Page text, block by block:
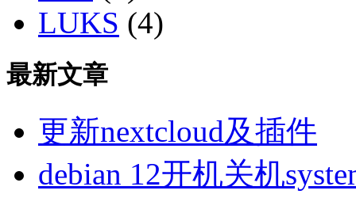
LUKS (4)
最新文章
更新nextcloud及插件
debian 12开机关机